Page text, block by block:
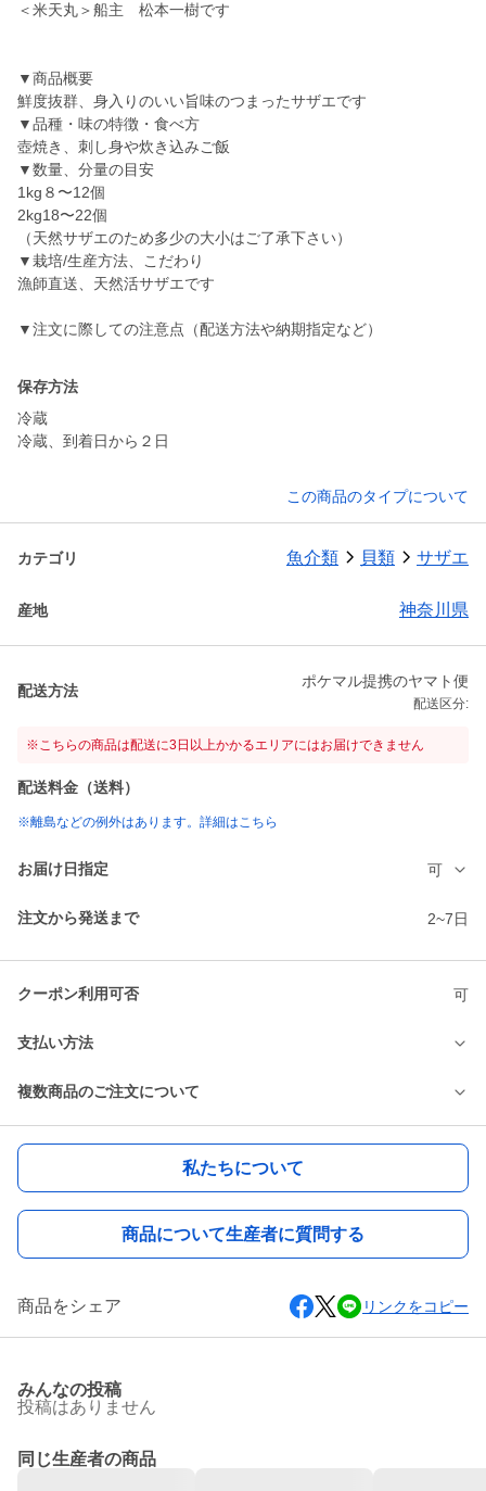
＜米天丸＞船主 松本一樹です
▼商品概要
鮮度抜群、身入りのいい旨味のつまったサザエです
▼品種・味の特徴・食べ方
壺焼き、刺し身や炊き込みご飯
▼数量、分量の目安
1kg８〜12個
2kg18〜22個
（天然サザエのため多少の大小はご了承下さい）
▼栽培/生産方法、こだわり
漁師直送、天然活サザエです
▼注文に際しての注意点（配送方法や納期指定など）
保存方法
冷蔵
冷蔵、到着日から２日
この商品のタイプについて
カテゴリ 魚介類 貝類 サザエ
産地 神奈川県
配送方法
ポケマル提携のヤマト便
配送区分:
※こちらの商品は配送に3日以上かかるエリアにはお届けできません
配送料金（送料）
※離島などの例外はあります。詳細はこちら
お届け日指定 可
注文から発送まで 2~7日
クーポン利用可否 可
支払い方法
複数商品のご注文について
私たちについて
商品について生産者に質問する
商品をシェア リンクをコピー
みんなの投稿
投稿はありません
同じ生産者の商品